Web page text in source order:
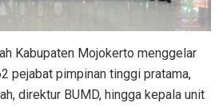
Kabupaten Mojokerto menggelar
pejabat pimpinan tinggi pratama,
direktur BUMD, hingga kepala unit